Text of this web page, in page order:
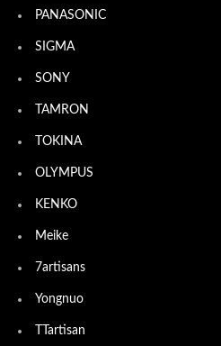
PANASONIC
SIGMA
SONY
TAMRON
TOKINA
OLYMPUS
KENKO
Meike
7artisans
Yongnuo
TTartisan